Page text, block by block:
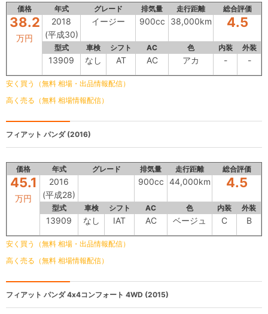
価格 年式 グレード 排気量 走行距離 総合評価
38.2
万円
2018
(平成30)
イージー 900cc 38,000km 4.5
型式 車検 シフト AC 色 内装 外装
13909 なし AT AC アカ - -
安く買う（無料 相場・出品情報配信）
高く売る（無料 相場情報配信）
フィアット パンダ(2016)
価格 年式 グレード 排気量 走行距離 総合評価
45.1
万円
2016
(平成28)
900cc 44,000km 4.5
型式 車検 シフト AC 色 内装 外装
13909 なし IAT AC ベージュ C B
安く買う（無料 相場・出品情報配信）
高く売る（無料 相場情報配信）
フィアット パンダ4x4コンフォート 4WD (2015)